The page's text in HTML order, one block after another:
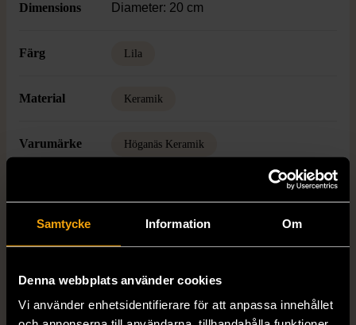
Samtycke Information Om
Denna webbplats använder cookies
Vi använder enhetsidentifierare för att anpassa innehållet
Dimensions Diameter: 20 cm
Färg Lila
Material Keramik
Varumärke Höganäs Keramik
Fri frakt på alla köp över 990 kr.
14 dagars ångerrät.